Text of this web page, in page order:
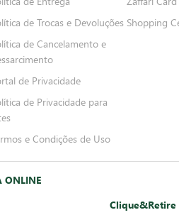
de Trocas e Devoluções
de Cancelamento e
de Privacidade
de Privacidade para
e Condições de Uso
Shopping
ONLINE
Clique&Retire